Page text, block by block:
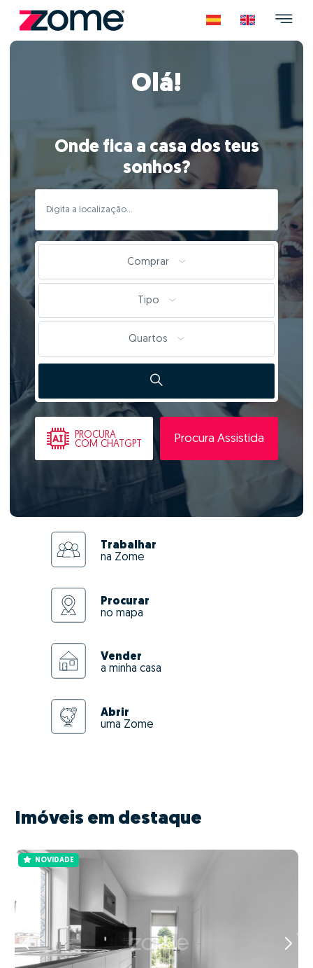
Olá!
Onde fica a casa dos teus
sonhos?
Comprar
Tipo
Quartos
PROCURA
COM CHATGPT
Procura Assistida
Trabalhar
na Zome
Procurar
no mapa
Vender
a minha casa
Abrir
uma Zome
Imóveis em destaque
NOVIDADE